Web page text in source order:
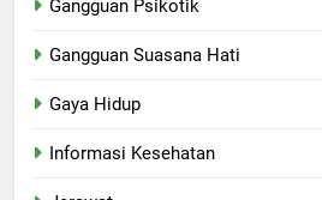
Gangguan Psikotik
Gangguan Suasana Hati
Gaya Hidup
Informasi Kesehatan